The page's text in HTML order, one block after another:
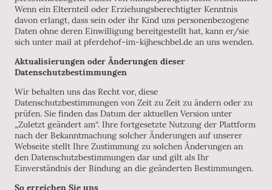
Wenn ein Elternteil oder Erziehungsberechtigter Kenntnis
davon erlangt, dass sein oder ihr Kind uns personenbezogene
Daten ohne deren Einwilligung bereitgestellt hat, kann er/sie
sich unter mail at pferdehof-im-kijheschbel.de an uns wenden.
Aktualisierungen oder Änderungen dieser
Datenschutzbestimmungen
Wir behalten uns das Recht vor, diese
Datenschutzbestimmungen von Zeit zu Zeit zu ändern oder zu
prüfen. Sie finden das Datum der aktuellen Version unter
„Zuletzt geändert am“. Ihre fortgesetzte Nutzung der Plattform
nach der Bekanntmachung solcher Änderungen auf unserer
Webseite stellt Ihre Zustimmung zu solchen Änderungen an
den Datenschutzbestimmungen dar und gilt als Ihr
Einverständnis der Bindung an die geänderten Bestimmungen.
So erreichen Sie uns